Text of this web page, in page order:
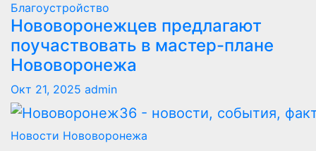
Благоустройство
Нововоронежцев предлагают
поучаствовать в мастер-плане
Нововоронежа
Окт 21, 2025 admin
Новости Нововоронежа